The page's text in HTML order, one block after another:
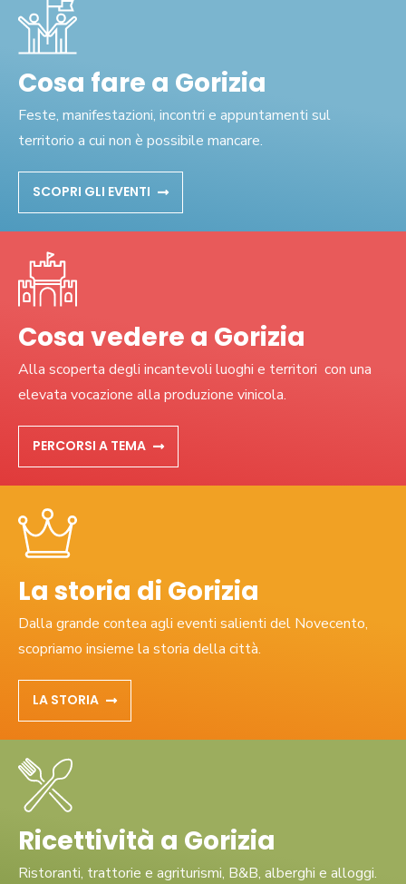
Cosa fare a Gorizia
Feste, manifestazioni, incontri e appuntamenti sul
territorio a cui non è possibile mancare.
SCOPRI GLI EVENTI
Cosa vedere a Gorizia
Alla scoperta degli incantevoli luoghi e territori con una
elevata vocazione alla produzione vinicola.
PERCORSI A TEMA
La storia di Gorizia
Dalla grande contea agli eventi salienti del Novecento,
scopriamo insieme la storia della città.
LA STORIA
Ricettività a Gorizia
Ristoranti, trattorie e agriturismi, B&B, alberghi e alloggi.